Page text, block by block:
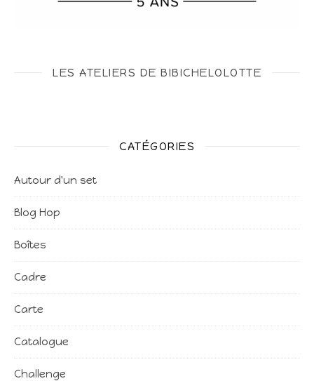
LES ATELIERS DE BIBICHELOLOTTE
CATÉGORIES
Autour d'un set
Blog Hop
Boîtes
Cadre
Carte
Catalogue
Challenge